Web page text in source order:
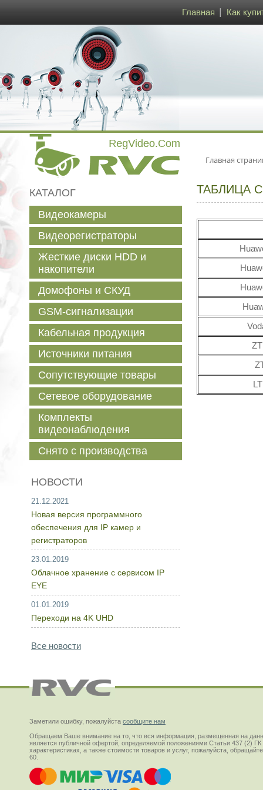
Главная Как
Главная
ТАБЛИЦА
КАТАЛОГ
Видеокамеры
Видеорегистраторы
Жесткие диски HDD и
накопители
Домофоны и СКУД
GSM-сигнализации
Кабельная продукция
Источники питания
Сопутствующие товары
Сетевое оборудование
Комплекты
видеонаблюдения
Снято с производства
НОВОСТИ
21.12.2021
Новая версия программного
обеспечения для IP камер и
регистраторов
23.01.2019
Облачное хранение с сервисом IP
EYE
01.01.2019
Переходи на 4K UHD
Все новости
Заметили ошибку, пожалуйста сообщите нам
Обращаем Ваше внимание на то, что вся информация, размещенная на
является публичной офертой, определяемой положениями Статьи 437 (2)
характеристиках, а также стоимости товаров и услуг, пожалуйста,
60.